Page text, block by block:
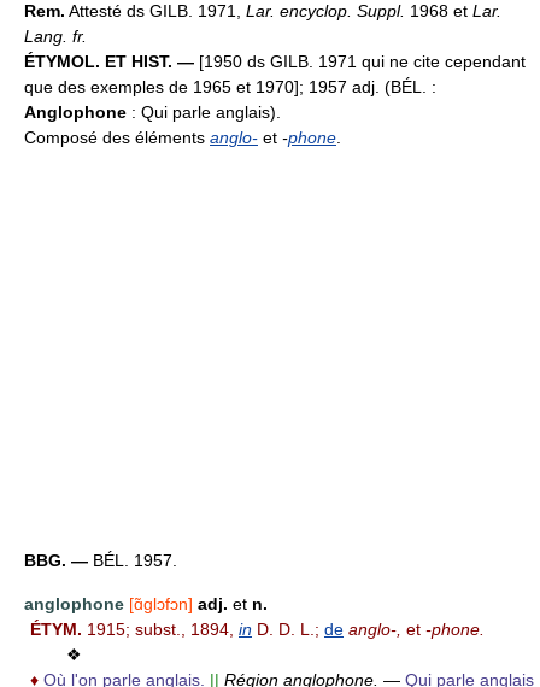
Rem. Attesté ds GILB. 1971, Lar. encyclop. Suppl. 1968 et Lar.
Lang. fr.
ÉTYMOL. ET HIST. — [1950 ds GILB. 1971 qui ne cite cependant
que des exemples de 1965 et 1970]; 1957 adj. (BÉL. :
Anglophone : Qui parle anglais).
Composé des éléments anglo- et -phone
BBG. — BÉL. 1957.
anglophone [ɑ̃glɔfɔn] adj. et n.
ÉTYM. 1915; subst., 1894, in D. D. L.; de anglo-, et -phone.
❖
♦ Où l'on parle anglais. || Région anglophone. — Qui parle anglais